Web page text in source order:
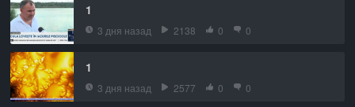
1
3 дня назад 2138 0 0
1
3 дня назад 2577 0 0